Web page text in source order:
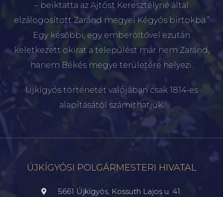
– beiktatta az Ajtóst Keresztélyné által
elzálogosított Zaránd megyei Kégyós birtokba.”
Egy későbbi, egy emberöltővel ezután
keletkezett okirat a települést már nem Zaránd,
hanem Békés megye területére helyezi.
Újkígyós történetét valójában csak 1814-es
alapításától számíthatjuk.
ÚJKÍGYÓSI POLGÁRMESTERI HIVATAL
5661 Újkígyós, Kossuth Lajos u. 41.